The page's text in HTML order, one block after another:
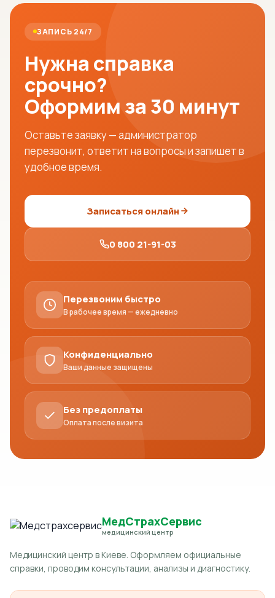
ЗАПИСЬ 24/7
Нужна справка
срочно?
Оформим за 30 минут
Оставьте заявку — администратор
перезвонит, ответит на вопросы и запишет в
удобное время.
Записаться онлайн
0 800 21-91-03
Перезвоним быстро
В рабочее время — ежедневно
Конфиденциально
Ваши данные защищены
Без предоплаты
Оплата после визита
МедСтрахСервис
медицинский центр
Медицинский центр в Киеве. Оформляем официальные
справки, проводим консультации, анализы и диагностику.